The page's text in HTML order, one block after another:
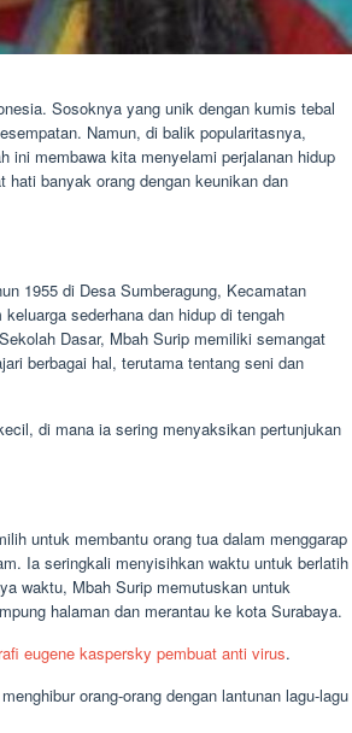
Sosoknya yang unik dengan kumis tebal
Namun, di balik popularitasnya,
ini membawa kita menyelami perjalanan hidup
hati banyak orang dengan keunikan dan
1955 di Desa Sumberagung, Kecamatan
sederhana dan hidup di tengah
Dasar, Mbah Surip memiliki semangat
berbagai hal, terutama tentang seni dan
di mana ia sering menyaksikan pertunjukan
untuk membantu orang tua dalam menggarap
Ia seringkali menyisihkan waktu untuk berlatih
waktu, Mbah Surip memutuskan untuk
halaman dan merantau ke kota Surabaya.
eugene kaspersky pembuat anti virus.
orang-orang dengan lantunan lagu-lagu